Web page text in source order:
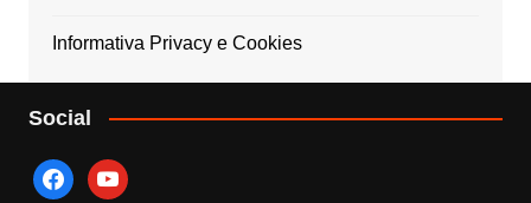
Informativa Privacy e Cookies
Social
facebookyoutube